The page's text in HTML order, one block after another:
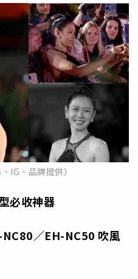
IG、品牌提供）
必收神器
／EH-NC50 吹風